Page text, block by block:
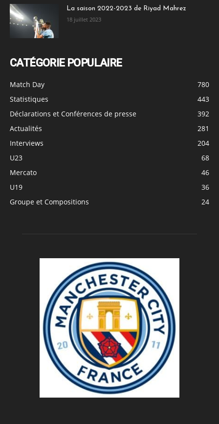
La saison 2022-2023 de Riyad Mahrez
18 juillet 2023
CATÉGORIE POPULAIRE
Match Day
780
Statistiques
443
Déclarations et Conférences de presse
392
Actualités
281
Interviews
204
U23
68
Mercato
46
U19
36
Groupe et Compositions
24